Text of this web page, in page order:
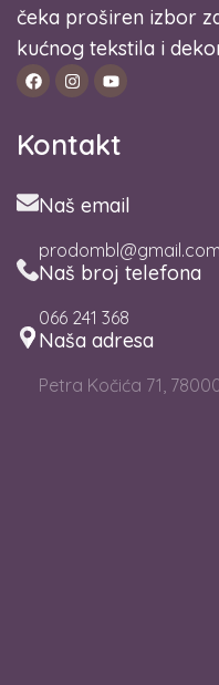
čeka proširen izbor
kućnog tekstila i
Kontakt
Naš email
prodombl@gmail.com
Naš broj telefona
066 241 368
Naša adresa
Petra Kočića 71,